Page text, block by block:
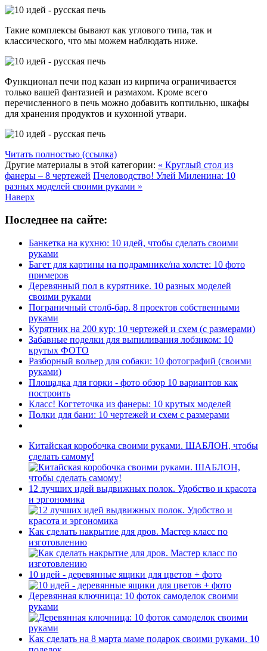
Такие комплексы бывают как углового типа, так и
классического, что мы можем наблюдать ниже.
Функционал печи под казан из кирпича ограничивается
только вашей фантазией и размахом. Кроме всего
перечисленного в печь можно добавить коптильню, шкафы
для хранения продуктов и кухонной утвари.
Читать полностью (ссылка)
Другие материалы в этой категории: « Круглый стол из
фанеры – 8 чертежей Пчеловодство! Улей Миленина: 10
разных моделей своими руками »
Наверх
Последнее на сайте:
Банкетка на кухню: 10 идей, чтобы сделать своими
руками
Багет для картины на подрамнике/на холсте: 10 фото
примеров
Деревянный пол в курятнике. 10 разных моделей
своими руками
Пограничный столб-бар. 8 проектов собственными
руками
Курятник на 200 кур: 10 чертежей и схем (с размерами)
Забавные поделки для выпиливания лобзиком: 10
крутых ФОТО
Разборный вольер для собаки: 10 фотографий (своими
руками)
Площадка для горки - фото обзор 10 вариантов как
построить
Класс! Когтеточка из фанеры: 10 крутых моделей
Полки для бани: 10 чертежей и схем с размерами
Китайская коробочка своими руками. ШАБЛОН, чтобы
сделать самому!
12 лучших идей выдвижных полок. Удобство и красота
и эргономика
Как сделать накрытие для дров. Мастер класс по
изготовлению
10 идей - деревянные ящики для цветов + фото
Деревянная ключница: 10 фоток самоделок своими
руками
Как сделать на 8 марта маме подарок своими руками. 10